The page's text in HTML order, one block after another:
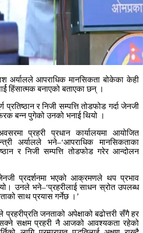
अर्यालले आपराधिक मानसिकता बोकेका केही
हिंसात्मक बनाएको बताएका छन् ।
प्रतिष्ठान र निजी सम्पत्ति तोडफोड गर्दा जेनजी
फरक बन्न पुगेको उनको भनाई थियो ।
प्रहरी प्रधान कार्यालयमा आयोजित
अर्यालले भने–‘आपराधिक मानसिकताका
र निजी सम्पत्ति तोडफोड गरेर आन्दोलन
प्रदर्शनमा भएको आक्रमणले थप प्रभाव
उनले भने–‘प्रहरीलाई साधन स्रोत उपलब्ध
साथ प्रयास गर्नेछ ।’
प्रहरीप्रति जनताको अपेक्षाको बढोत्तरी सँगै हर
सक्षम प्रहरी नै आजको आवश्यकता रहेको